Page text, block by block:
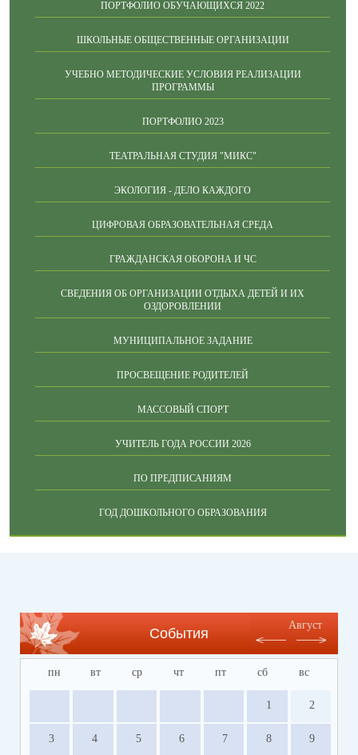
ПОРТФОЛИО ОБУЧАЮЩИХСЯ 2022
ШКОЛЬНЫЕ ОБЩЕСТВЕННЫЕ ОРГАНИЗАЦИИ
УЧЕБНО МЕТОДИЧЕСКИЕ УСЛОВИЯ РЕАЛИЗАЦИИ
ПРОГРАММЫ
ПОРТФОЛИО 2023
ТЕАТРАЛЬНАЯ СТУДИЯ "МИКС"
ЭКОЛОГИЯ - ДЕЛО КАЖДОГО
ЦИФРОВАЯ ОБРАЗОВАТЕЛЬНАЯ СРЕДА
ГРАЖДАНСКАЯ ОБОРОНА И ЧС
СВЕДЕНИЯ ОБ ОРГАНИЗАЦИИ ОТДЫХА ДЕТЕЙ И ИХ
ОЗДОРОВЛЕНИИ
МУНИЦИПАЛЬНОЕ ЗАДАНИЕ
ПРОСВЕЩЕНИЕ РОДИТЕЛЕЙ
МАССОВЫЙ СПОРТ
УЧИТЕЛЬ ГОДА РОССИИ 2026
ПО ПРЕДПИСАНИЯМ
ГОД ДОШКОЛЬНОГО ОБРАЗОВАНИЯ
События
Август
пн вт ср чт пт сб вс
1 2
3 4 5 6 7 8 9